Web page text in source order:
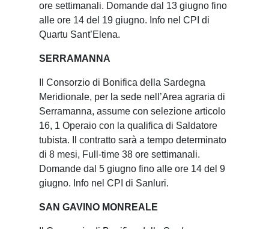
ore settimanali. Domande dal 13 giugno fino
alle ore 14 del 19 giugno. Info nel CPI di
Quartu Sant’Elena.
SERRAMANNA
Il Consorzio di Bonifica della Sardegna
Meridionale, per la sede nell’Area agraria di
Serramanna, assume con selezione articolo
16, 1 Operaio con la qualifica di Saldatore
tubista. Il contratto sarà a tempo determinato
di 8 mesi, Full-time 38 ore settimanali.
Domande dal 5 giugno fino alle ore 14 del 9
giugno. Info nel CPI di Sanluri.
SAN GAVINO MONREALE